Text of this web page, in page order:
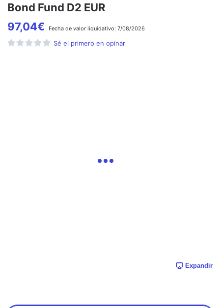
Bond Fund D2 EUR
97,04€ Fecha de valor liquidativo: 7/08/2026
Sé el primero en opinar
Expandir